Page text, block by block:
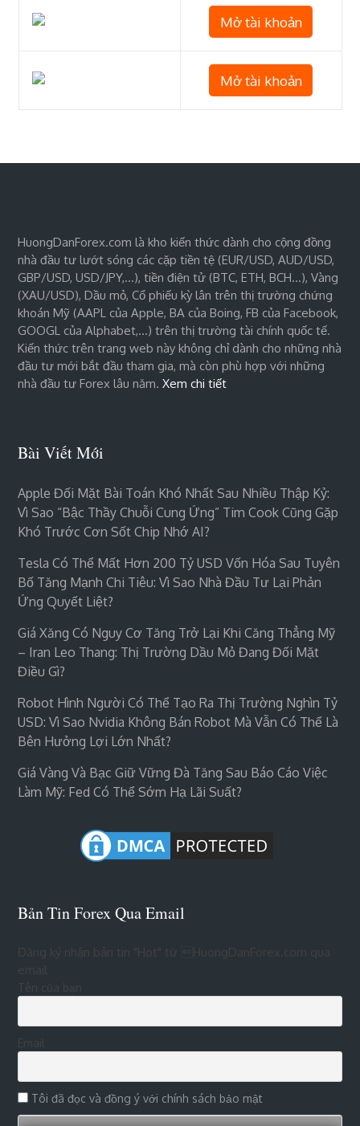
Mở tài khoản
Mở tài khoản
HuongDanForex.com là kho kiến thức dành cho cộng đồng
nhà đầu tư lướt sóng các cặp tiền tệ (EUR/USD, AUD/USD,
GBP/USD, USD/JPY,…), tiền điện tử (BTC, ETH, BCH…), Vàng
(XAU/USD), Dầu mỏ, Cổ phiếu kỳ lân trên thị trường chứng
khoán Mỹ (AAPL của Apple, BA của Boing, FB của Facebook,
GOOGL của Alphabet,…) trên thị trường tài chính quốc tế.
Kiến thức trên trang web này không chỉ dành cho những nhà
đầu tư mới bắt đầu tham gia, mà còn phù hợp với những
nhà đầu tư Forex lâu năm.Xem chi tiết
Bài Viết Mới
Apple Đối Mặt Bài Toán Khó Nhất Sau Nhiều Thập Kỷ:
Vì Sao “bậc Thầy Chuỗi Cung Ứng” Tim Cook Cũng Gặp
Khó Trước Cơn Sốt Chip Nhớ AI?
Tesla Có Thể Mất Hơn 200 Tỷ USD Vốn Hóa Sau Tuyên
Bố Tăng Mạnh Chi Tiêu: Vì Sao Nhà Đầu Tư Lại Phản
Ứng Quyết Liệt?
Giá Xăng Có Nguy Cơ Tăng Trở Lại Khi Căng Thẳng Mỹ
– Iran Leo Thang: Thị Trường Dầu Mỏ Đang Đối Mặt
Điều Gì?
Robot Hình Người Có Thể Tạo Ra Thị Trường Nghìn Tỷ
USD: Vì Sao Nvidia Không Bán Robot Mà Vẫn Có Thể Là
Bên Hưởng Lợi Lớn Nhất?
Giá Vàng Và Bạc Giữ Vững Đà Tăng Sau Báo Cáo Việc
Làm Mỹ: Fed Có Thể Sớm Hạ Lãi Suất?
Bản Tin Forex Qua Email
Đăng ký nhận bản tin "Hot" từ HuongDanForex.com qua
Tên của bạn
Tôi đã đọc và đồng ý với chính sách bảo mật